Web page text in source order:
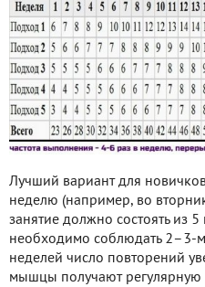
Лучший вариант для
неделю (например, во
занятие должно состоять из
необходимо соблюдать 2–3-
неделей число повторений
мышцы получают регулярную